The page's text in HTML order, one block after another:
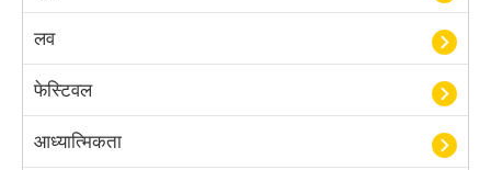
लव
फेस्टिवल
आध्यात्मिकता